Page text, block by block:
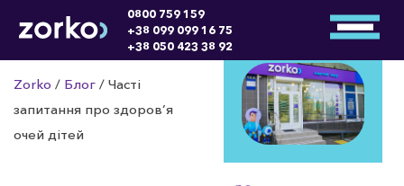
0800 759 159
+38 099 099 16 75
+38 050 423 38 92
Zorko / Блог / Часті
запитання про здоров’я
очей дітей